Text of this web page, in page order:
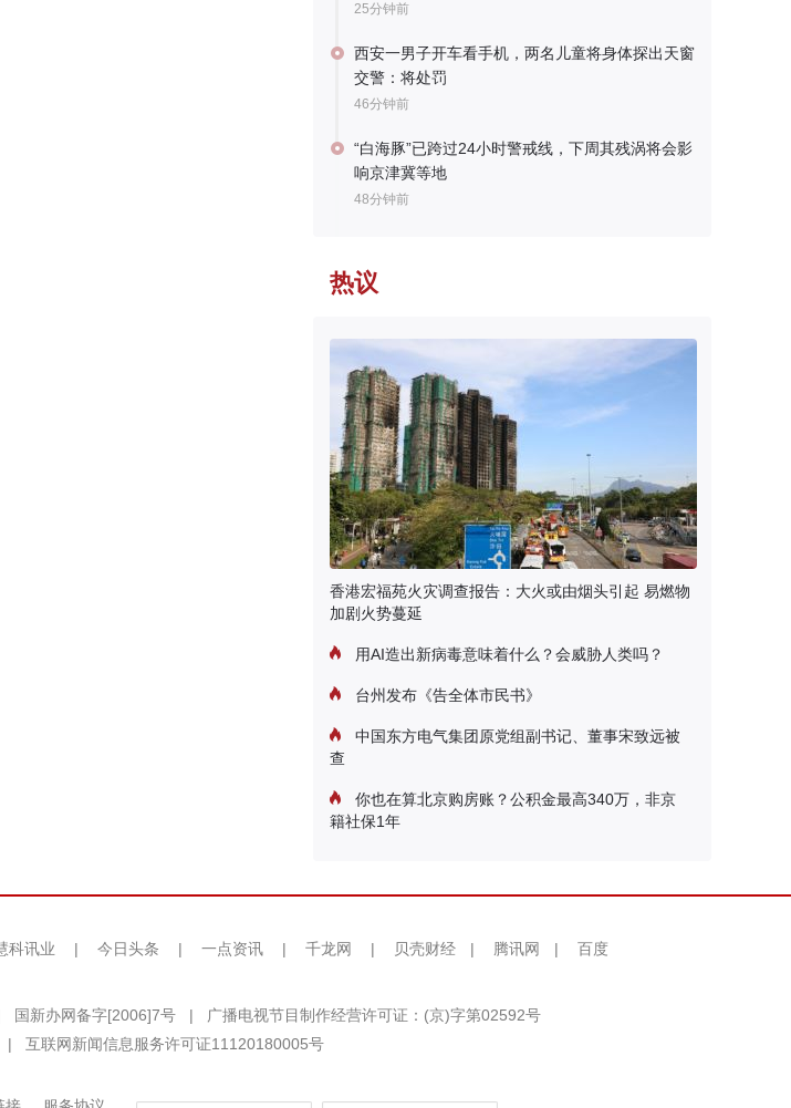
25分钟前
西安一男子开车看手机，两名儿童将身体探出天窗
交警：将处罚
46分钟前
“白海豚”已跨过24小时警戒线，下周其残涡将会影
响京津冀等地
48分钟前
热议
香港宏福苑火灾调查报告：大火或由烟头引起 易燃物
加剧火势蔓延
用AI造出新病毒意味着什么？会威胁人类吗？
台州发布《告全体市民书》
中国东方电气集团原党组副书记、董事宋致远被
查
你也在算北京购房账？公积金最高340万，非京
籍社保1年
科讯业 | 今日头条 | 一点资讯 | 千龙网 | 贝壳财经 | 腾讯网 | 百度
国新办网备字[2006]7号 |
广播电视节目制作经营许可证：(京)字第02592号
| 互联网新闻信息服务许可证11120180005号